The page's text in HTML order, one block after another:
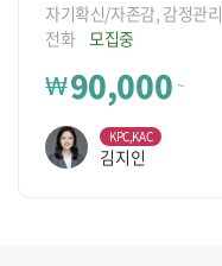
자기확신/자존감, 감정관리
전화 모집중
₩90,000 ~
KPC,KAC
김지인